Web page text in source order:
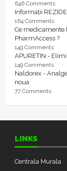
646 Comments
Informații
164 Comments
Ce medicamente
PharmAccess ?
149 Comments
APURETIN -
149 Comments
Naldorex -
noua
77 Comments
LINKS
Centrala Murala